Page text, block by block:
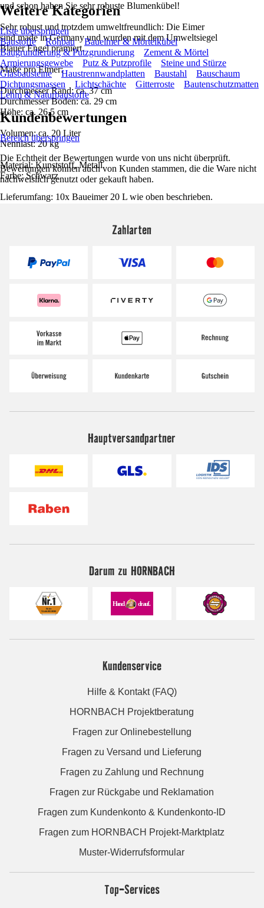
und schon haben Sie sehr robuste Blumenkübel!
Sehr robust und trotzdem umweltfreundlich: Die Eimer
sind made in Germany und wurden mit dem Umweltsiegel
Blauer Engel prämiert.
Maße pro Eimer:
Durchmesser Rand: ca. 37 cm
Durchmesser Boden: ca. 29 cm
Höhe: ca. 26,5 cm
Volumen: ca. 20 Liter
Nennlast: 20 kg
Material: Kunststoff, Metall
Farbe: Schwarz
Lieferumfang: 10x Baueimer 20 L wie oben beschrieben.
Weitere Kategorien
Liste überspringen
Baustoffe
Rohbau
Baueimer & Mörtelkübel
Baugrundierung & Putzgrundierung
Zement & Mörtel
Armierungsgewebe
Putz & Putzprofile
Steine und Stürze
Glasbausteine
Haustrennwandplatten Baustahl
Bauschaum
Dichtungsmassen
Lichtschächte Gitterroste
Bautenschutzmatten
Lehm & Naturbaustoffe
Kundenbewertungen
Bereich überspringen
Die Echtheit der Bewertungen wurde von uns nicht überprüft.
Bewertungen können auch von Kunden stammen, die die Ware nicht
nachweislich genutzt oder gekauft haben.
Zahlarten
Hauptversandpartner
Darum zu HORNBACH
Kundenservice
Hilfe & Kontakt (FAQ)
HORNBACH Projektberatung
Fragen zur Onlinebestellung
Fragen zu Versand und Lieferung
Fragen zu Zahlung und Rechnung
Fragen zur Rückgabe und Reklamation
Fragen zum Kundenkonto & Kundenkonto-ID
Fragen zum HORNBACH Projekt-Marktplatz
Muster-Widerrufsformular
Top-Services